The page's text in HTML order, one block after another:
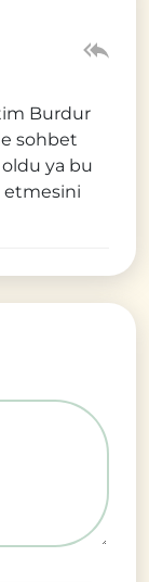
Burdur
sohbet
ya bu
etmesini